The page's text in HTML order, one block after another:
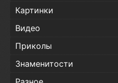
Картинки
Видео
Приколы
Знаменитости